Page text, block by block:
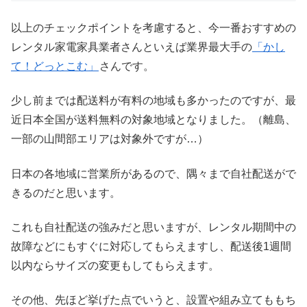
以上のチェックポイントを考慮すると、今一番おすすめの
レンタル家電家具業者さんといえば業界最大手の 「かし
て！どっとこむ」
さんです。
少し前までは配送料が有料の地域も多かったのですが、最
近日本全国が送料無料の対象地域となりました。（離島、
一部の山間部エリアは対象外ですが…）
日本の各地域に営業所があるので、隅々まで自社配送がで
きるのだと思います。
これも自社配送の強みだと思いますが、レンタル期間中の
故障などにもすぐに対応してもらえますし、配送後1週間
以内ならサイズの変更もしてもらえます。
その他、先ほど挙げた点でいうと、設置や組み立てももち